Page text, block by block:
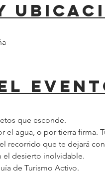
que esconde.
el agua, o por tierra firma.
recorrido que te dejará
el desierto inolvidable.
de Turismo Activo.